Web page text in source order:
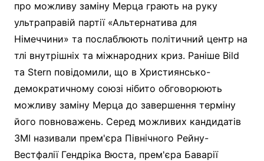
про можливу заміну Мерца грають на руку
ультраправій партії «Альтернатива для
Німеччини» та послаблюють політичний центр на
тлі внутрішніх та міжнародних криз. Раніше Bild
та Stern повідомили, що в Християнсько-
демократичному союзі нібито обговорюють
можливу заміну Мерца до завершення терміну
його повноважень. Серед можливих кандидатів
ЗМІ називали прем'єра Північного Рейну-
Вестфалії Гендріка Вюста, прем'єра Баварії